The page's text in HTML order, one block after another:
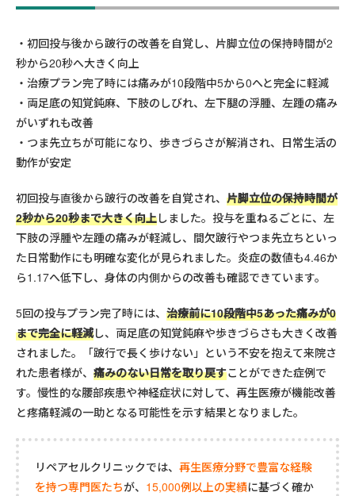
初回投与後から跛行の改善を自覚し、片脚立位の保持時間が2
秒から20秒へ大きく向上
治療プラン完了時には痛みが10段階中5から0へと完全に軽減
両足底の知覚鈍麻、下肢のしびれ、左下腿の浮腫、左踵の痛み
がいずれも改善
つま先立ちが可能になり、 歩きづらさが解消され、日常生活の
動作が安定
初回投与直後から跛行の改善を自覚され、 片脚立位の保持時間が
2秒から20秒まで大きく向上しました。投与を重ねるごとに、左
下肢の浮腫や左踵の痛みが軽減し、間欠跛行やつま先立ちといっ
た日常動作にも明確な変化が見られました。炎症の数値も4.46か
ら1.17へ低下し、身体の内側からの改善も確認できています。
5回の投与プラン完了時には、 治療前に10段階中5あった痛みが0
まで完全に軽減し、両足底の知覚鈍麻や歩きづらさも大きく改善
されました。「跛行で長く歩けない」という不安を抱えて来院さ
れた患者様が、 痛みのない日常を取り戻すことができた症例で
す。慢性的な腰部疾患や神経症状に対して、再生医療が機能改善
と疼痛軽減の一助となる可能性を示す結果となりました。
リペアセルクリニックでは、 再生医療分野で豊富な経験
を持つ専門医たちが、 15,000例以上の実績に基づく確か